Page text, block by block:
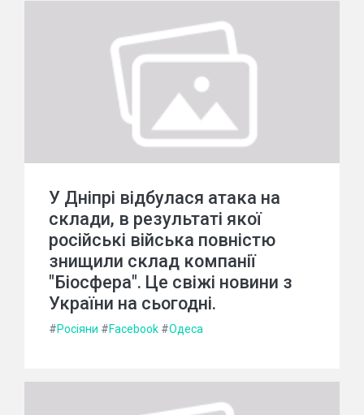
У Дніпрі відбулася атака на
склади, в результаті якої
російські війська повністю
знищили склад компанії
"Біосфера". Це свіжі новини з
України на сьогодні.
#Росіяни #Facebook #Одеса